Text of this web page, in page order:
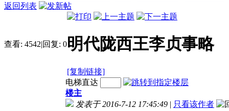
返回列表
查看: 4542|回复: 0明代陇西王李贞事略
[复制链接]
电梯直达
楼主
发表于 2016-7-12 17:45:49 | 只看该作者